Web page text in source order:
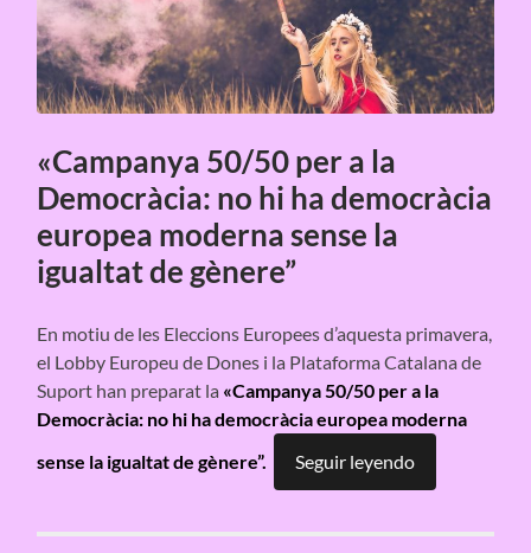
«Campanya 50/50 per a la
Democràcia: no hi ha democràcia
europea moderna sense la
igualtat de gènere”
En motiu de les Eleccions Europees d’aquesta primavera,
el Lobby Europeu de Dones i la Plataforma Catalana de
Suport han preparat la «Campanya 50/50 per a la
Democràcia: no hi ha democràcia europea moderna
sense la igualtat de gènere”.
Seguir leyendo